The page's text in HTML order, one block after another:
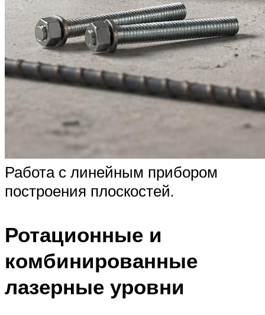
Работа с линейным прибором
построения плоскостей.
Ротационные и
комбинированные
лазерные уровни